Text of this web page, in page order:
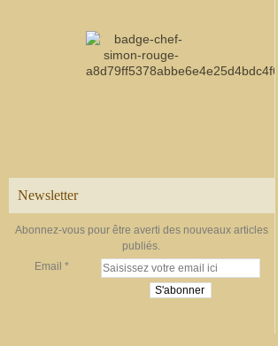
Newsletter
Abonnez-vous pour être averti des nouveaux articles
publiés.
Email